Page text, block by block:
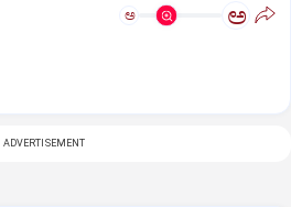
ಅ ಅ
ADVERTISEMENT